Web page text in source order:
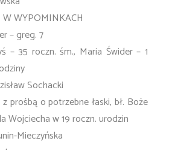
WYPOMINKACH
– greg. 7
– 35 roczn. śm., Maria Świder – 1
Sochacki
prośbą o potrzebne łaski, bł. Boże
Wojciecha w 19 roczn. urodzin
Mieczyńska